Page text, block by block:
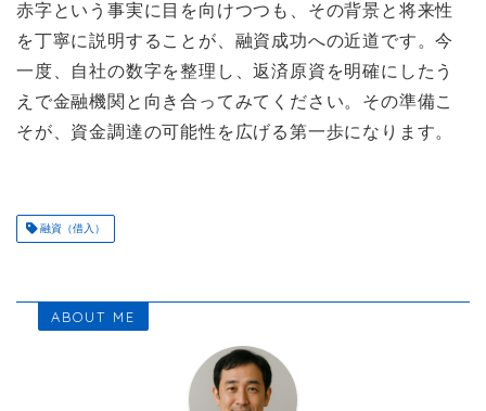
赤字という事実に目を向けつつも、その背景と将来性
を丁寧に説明することが、融資成功への近道です。今
一度、自社の数字を整理し、返済原資を明確にしたう
えで金融機関と向き合ってみてください。その準備こ
そが、資金調達の可能性を広げる第一歩になります。
融資（借入）
ABOUT ME